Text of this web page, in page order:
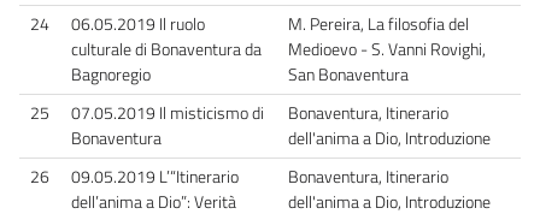
24
06.05.2019 Il ruolo
culturale di Bonaventura da
Bagnoregio
M. Pereira, La filosofia del
Medioevo - S. Vanni Rovighi,
San Bonaventura
25
07.05.2019 Il misticismo di
Bonaventura
Bonaventura, Itinerario
dell'anima a Dio, Introduzione
26
09.05.2019 L’“Itinerario
dell’anima a Dio”: Verità
Bonaventura, Itinerario
dell'anima a Dio, Introduzione